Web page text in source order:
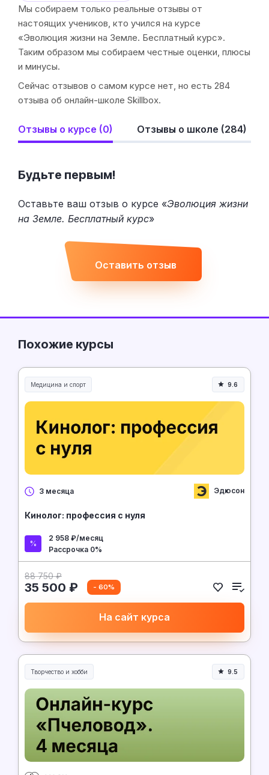
Мы собираем только реальные отзывы от
настоящих учеников, кто учился на курсе
«Эволюция жизни на Земле. Бесплатный курс».
Таким образом мы собираем честные оценки, плюсы
и минусы.
Сейчас отзывов о самом курсе нет, но есть 284
отзыва об онлайн-школе Skillbox.
Отзывы о курсе (0) Отзывы о школе (284)
Будьте первым!
Оставьте ваш отзыв о курсе «Эволюция жизни
на Земле. Бесплатный курс»
Оставить отзыв
Похожие курсы
Медицина и спорт
Медицина, спорт и здоровье
9.6
3 месяца Эдюсон
Кинолог: профессия с нуля
2 958 ₽/месяц
Рассрочка 0%
88 750 ₽
35 500 ₽ - 60%
На сайт курса
Творчество и хобби
Творчество, контент и хобби
9.5